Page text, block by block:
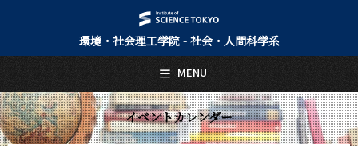
環境・社会理工学院 - 社会・人間科学系
イベントカレンダー
MENU
日本語 English
トップページ
Top Page
社会・人間科学系について